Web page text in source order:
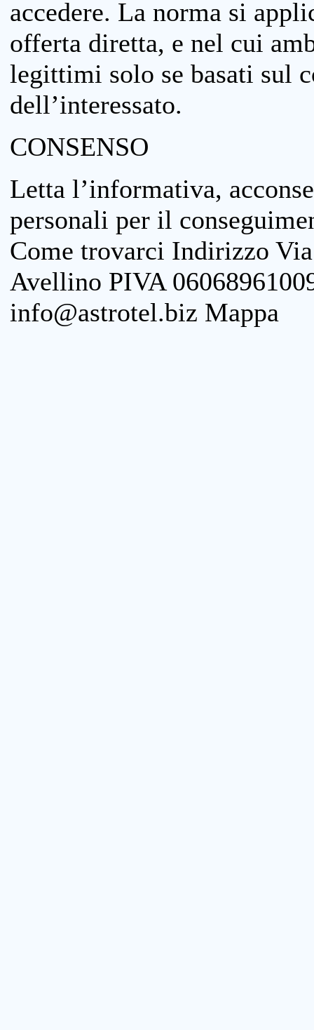
accedere. La norma si
offerta diretta, e nel cui
legittimi solo se basati sul
dell’interessato.
CONSENSO
Letta l’informativa,
personali per il
Come trovarci Indirizzo
Avellino PIVA
info@astrotel.biz Mappa